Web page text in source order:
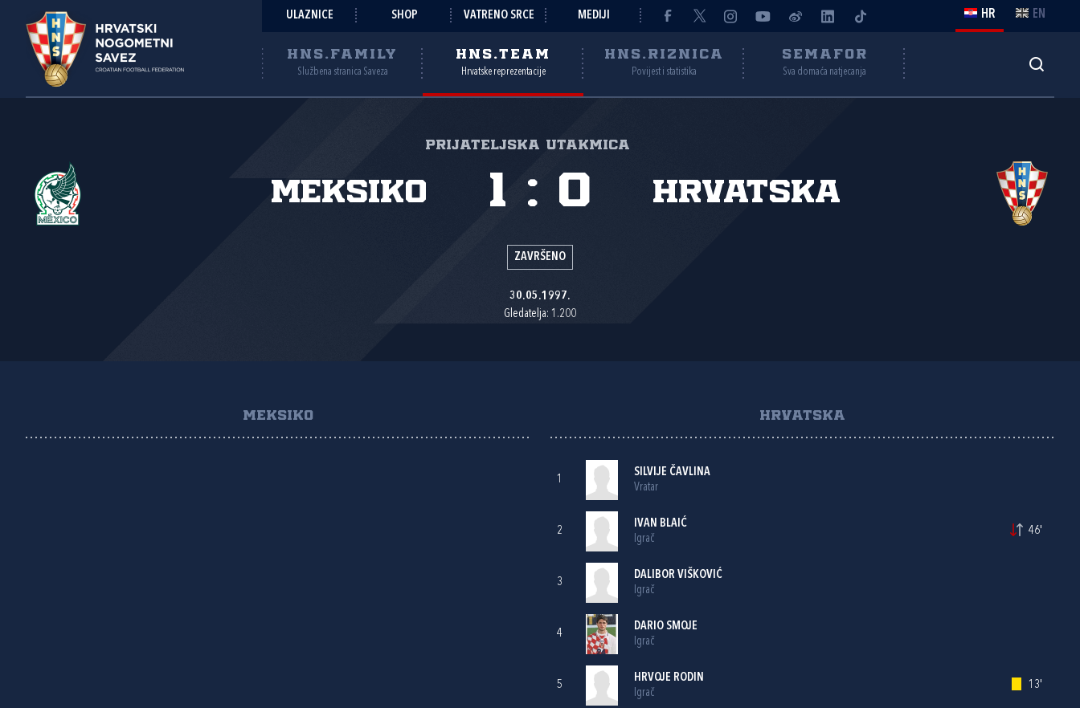
ULAZNICE SHOP VATRENO SRCE MEDIJI HR EN
HNS.FAMILY
Službena stranica Saveza
HNS.TEAM
Hrvatske reprezentacije
HNS.RIZNICA
Povijest i statistika
SEMAFOR
Sva domaća natjecanja
Prijateljska utakmica
Meksiko Hrvatska
1 : 0
ZAVRŠENO
30.05.1997.
Gledatelja: 1.200
MEKSIKO HRVATSKA
1
SILVIJE ČAVLINA
Vratar
2
IVAN BLAIĆ
Igrač
46'
3
DALIBOR VIŠKOVIĆ
Igrač
4
DARIO SMOJE
Igrač
5
HRVOJE RODIN
Igrač
13'